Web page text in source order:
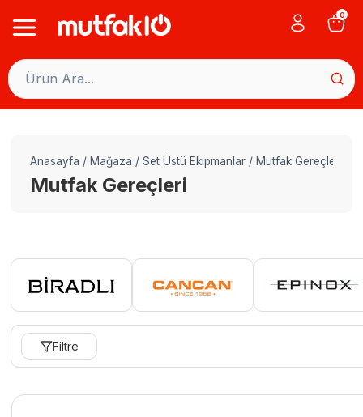
0
Anasayfa / Mağaza / Set Üstü Ekipmanlar / Mutfak Gereçleri
Mutfak Gereçleri
Filtre